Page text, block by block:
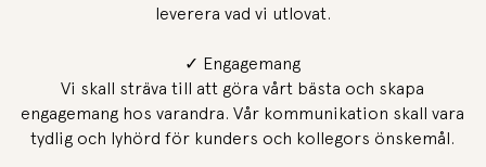
leverera vad vi utlovat.
✓ Engagemang
Vi skall sträva till att göra vårt bästa och skapa
engagemang hos varandra. Vår kommunikation skall vara
tydlig och lyhörd för kunders och kollegors önskemål.